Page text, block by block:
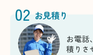
02 お見積り
お電話
積りさ